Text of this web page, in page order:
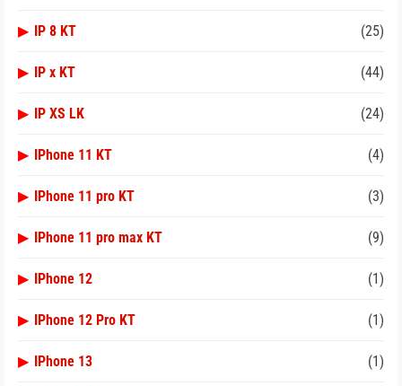
▶ IP 8 KT (25)
▶ IP x KT (44)
▶ IP XS LK (24)
▶ IPhone 11 KT (4)
▶ IPhone 11 pro KT (3)
▶ IPhone 11 pro max KT (9)
▶ IPhone 12 (1)
▶ IPhone 12 Pro KT (1)
▶ IPhone 13 (1)